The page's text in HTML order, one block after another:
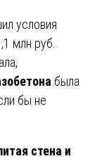
условия
млн руб.
была
бы не
стена и